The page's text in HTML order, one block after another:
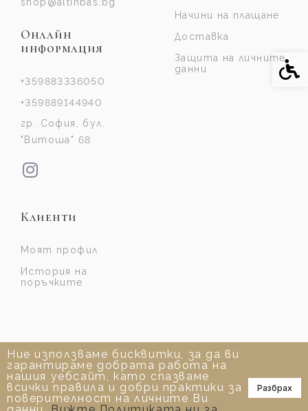
📞
Ние използваме бисквитки, за да ви
гарантираме добрата работа на
нашия уебсайт, като спазваме
всички правила и добри практики за
поверителност на личните Ви
Разбрах
Онлайн
информация
+359883336050
+359889144940
гр. София, бул.
"Витоша" 68
Начини на плащане
Доставка
Защита на личните
данни
Клиенти
Моят профил
История на
поръчките